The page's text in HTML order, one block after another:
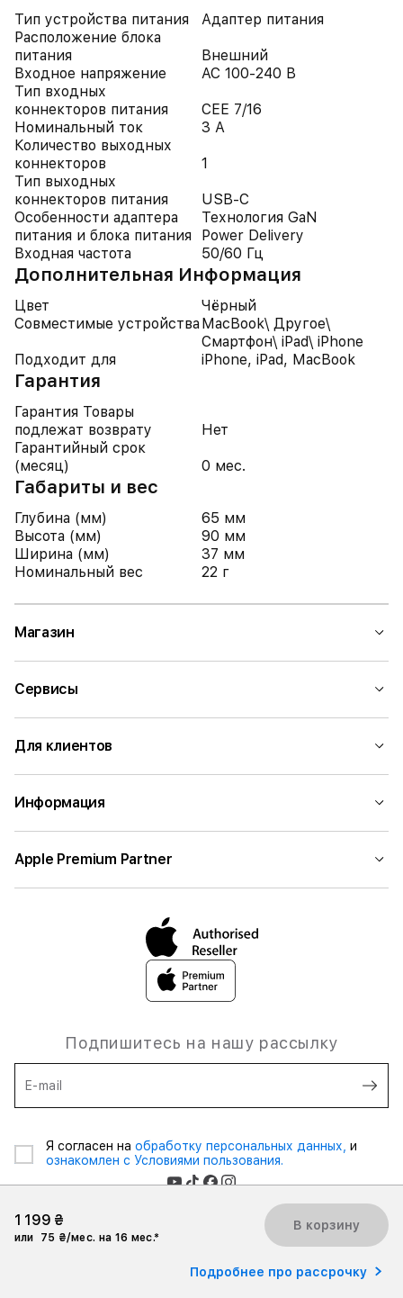
Тип устройства питания
Адаптер питания
Расположение блока
питания
Внешний
Входное напряжение
AC 100-240 В
Тип входных
коннекторов питания
CEE 7/16
Номинальный ток
3 А
Количество выходных
коннекторов
1
Тип выходных
коннекторов питания
USB-C
Особенности адаптера
питания и блока питания
Технология GaN
Power Delivery
Входная частота
50/60 Гц
Дополнительная Информация
Цвет
Чёрный
Совместимые устройства MacBook\ Другое\
Смартфон\ iPad\ iPhone
Подходит для
iPhone, iPad, MacBook
Гарантия
Гарантия Товары
подлежат возврату
Нет
Гарантийный срок
(месяц)
0 мес.
Габариты и вес
Глубина (мм)
65 мм
Высота (мм)
90 мм
Ширина (мм)
37 мм
Номинальный вес
22 г
1 199 ₴
или 75 ₴/мес. на 16 мес.*
В корзину
Подробнее про рассрочку
Магазин
Сервисы
Для клиентов
Информация
Apple Premium Partner
Подпишитесь на нашу рассылку
E-mail
Я согласен на обработку персональных данных, и
ознакомлен с Условиями пользования.
2026 iSpace Ukraine. Все права защищены.